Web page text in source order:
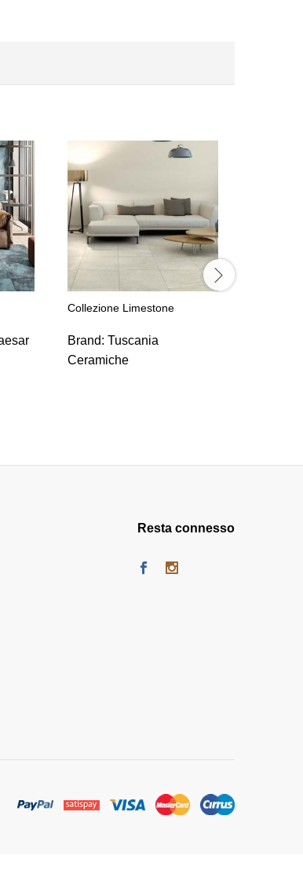
Collezione Limestone
Brand: Tuscania
Ceramiche
Resta connesso